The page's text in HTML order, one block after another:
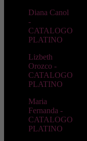
Diana Canol
-
CATALOGO
PLATINO
Lizbeth
Orozco -
CATALOGO
PLATINO
Maria
Fernanda -
CATALOGO
PLATINO